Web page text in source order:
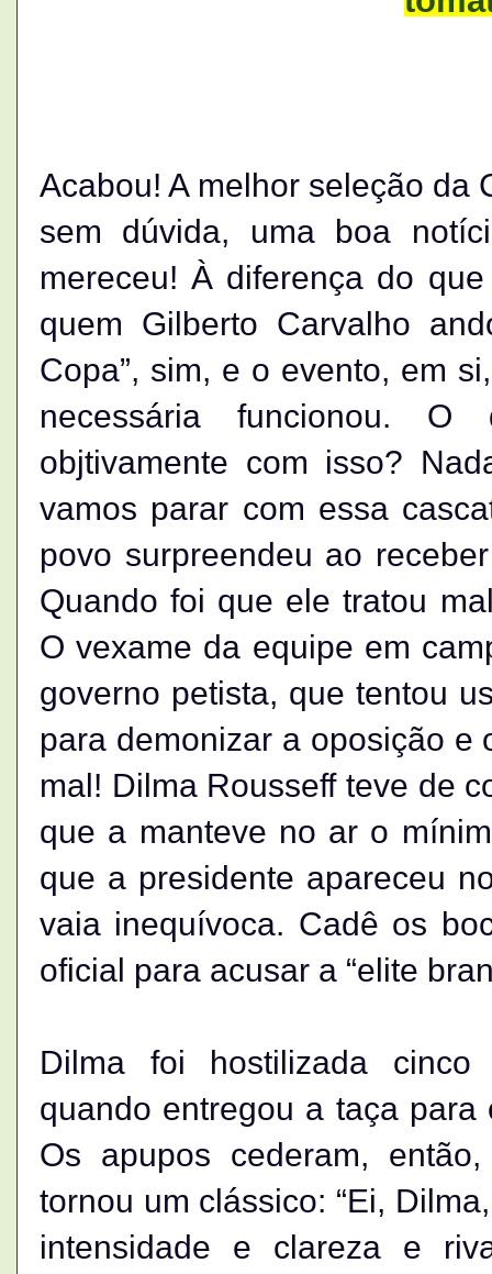
Acabou! A melhor seleção da
sem dúvida, uma boa
mereceu! À diferença do
quem Gilberto Carvalho
Copa”, sim, e o evento, em
necessária funcionou.
objtivamente com isso?
vamos parar com essa
povo surpreendeu ao
Quando foi que ele tratou
O vexame da equipe em
governo petista, que tentou
para demonizar a oposição e
mal! Dilma Rousseff teve de
que a manteve no ar o
que a presidente apareceu
vaia inequívoca. Cadê os
oficial para acusar a “elite
Dilma foi hostilizada
quando entregou a taça
Os apupos cederam,
tornou um clássico: “Ei,
intensidade e clareza e